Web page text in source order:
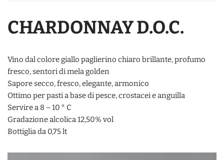
CHARDONNAY D.O.C.
Vino dal colore giallo paglierino chiaro brillante, profumo
fresco, sentori di mela golden
Sapore secco, fresco, elegante, armonico
Ottimo per pasti a base di pesce, crostacei e anguilla
Servire a 8 – 10 ° C
Gradazione alcolica 12,50% vol
Bottiglia da 0,75 lt